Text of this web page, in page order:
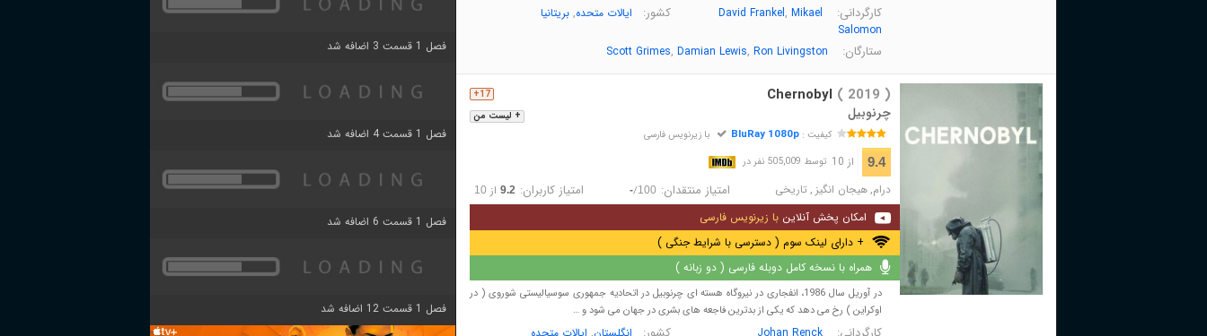
کارگردانی: David Frankel, Mikael
Salomon
کشور: ایالات متحده, بریتانیا
ستارگان: Scott Grimes, Damian Lewis, Ron Livingston
+ لیست من
17+ Chernobyl ( 2019 )
چرنوبیل
کیفیت :BluRay 1080p با زیرنویس فارسی
9.4 از 10 توسط 505,009 نفر در
درام,هیجان انگیز , تاریخی امتیاز منتقدان: -/100 امتیاز کاربران: 9.2 از 10
امکان پخش آنلاین با زیرنویس فارسی
+ دارای لینک سوم ( دسترسی با شرایط جنگی )
همراه با نسخه کامل دوبله فارسی ( دو زبانه )
در آوریل سال 1986، انفجاری در نیروگاه هسته ای چرنوبیل در اتحادیه جمهوری سوسیالیستی شوروی ( در
اوکراین ) رخ می دهد که یکی از بدترین فاجعه های بشری در جهان می شود و …
Johan Renck انگلستان ایالات متحده
فصل 1 قسمت 3 اضافه شد
فصل 1 قسمت 4 اضافه شد
فصل 1 قسمت 6 اضافه شد
فصل 1 قسمت 12 اضافه شد